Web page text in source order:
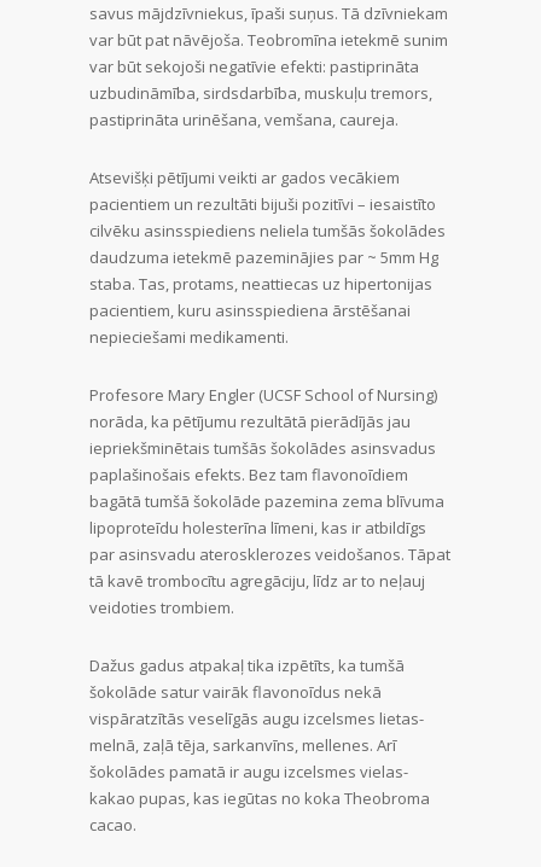
savus mājdzīvniekus, īpaši suņus. Tā dzīvniekam
var būt pat nāvējoša. Teobromīna ietekmē sunim
var būt sekojoši negatīvie efekti: pastiprināta
uzbudināmība, sirdsdarbība, muskuļu tremors,
pastiprināta urinēšana, vemšana, caureja.
Atsevišķi pētījumi veikti ar gados vecākiem
pacientiem un rezultāti bijuši pozitīvi – iesaistīto
cilvēku asinsspiediens neliela tumšās šokolādes
daudzuma ietekmē pazeminājies par ~ 5mm Hg
staba. Tas, protams, neattiecas uz hipertonijas
pacientiem, kuru asinsspiediena ārstēšanai
nepieciešami medikamenti.
Profesore Mary Engler (UCSF School of Nursing)
norāda, ka pētījumu rezultātā pierādījās jau
iepriekšminētais tumšās šokolādes asinsvadus
paplašinošais efekts. Bez tam flavonoīdiem
bagātā tumšā šokolāde pazemina zema blīvuma
lipoproteīdu holesterīna līmeni, kas ir atbildīgs
par asinsvadu aterosklerozes veidošanos. Tāpat
tā kavē trombocītu agregāciju, līdz ar to neļauj
veidoties trombiem.
Dažus gadus atpakaļ tika izpētīts, ka tumšā
šokolāde satur vairāk flavonoīdus nekā
vispāratzītās veselīgās augu izcelsmes lietas-
melnā, zaļā tēja, sarkanvīns, mellenes. Arī
šokolādes pamatā ir augu izcelsmes vielas-
kakao pupas, kas iegūtas no koka Theobroma
cacao.